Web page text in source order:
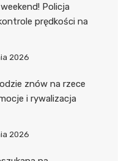
Policja
prędkości na
2026
znów na rzece
i rywalizacja
2026